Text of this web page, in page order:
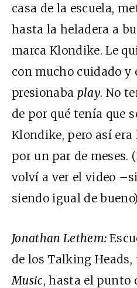
casa de la escuela,
hasta la heladera a
marca Klondike. Le
con mucho cuidado y
presionaba play. No
de por qué tenía que
Klondike, pero así era
por un par de meses.
volví a ver el video
siendo igual de
Jonathan Lethem:
de los Talking
Music, hasta el punto